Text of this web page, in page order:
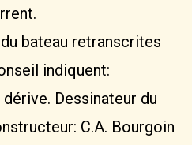
bateau retranscrites
indiquent:
Dessinateur du
C.A. Bourgoin